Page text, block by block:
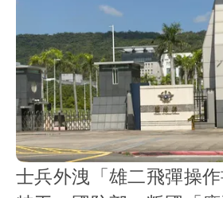
士兵外洩「雄二飛彈操